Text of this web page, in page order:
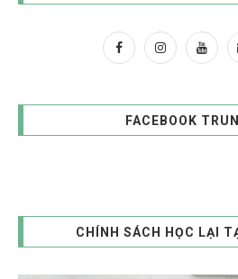
FACEBOOK
CHÍNH SÁCH HỌC LẠI